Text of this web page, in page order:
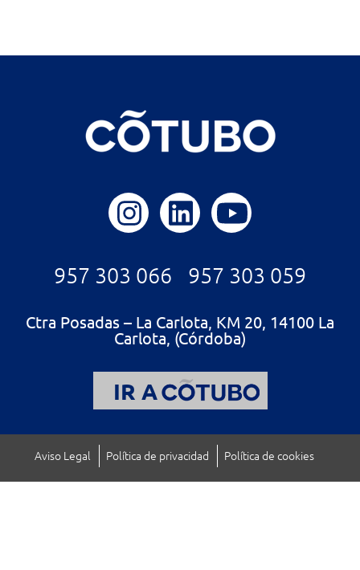
957 303 066 957 303 059
Ctra Posadas – La Carlota, KM 20, 14100 La
Carlota, (Córdoba)
IR A
Aviso Legal Política de privacidad Política de cookies